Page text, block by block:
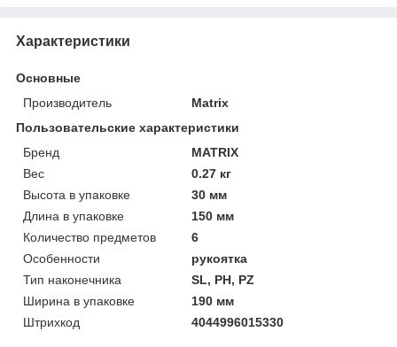
Характеристики
Основные
Производитель
Matrix
Пользовательские характеристики
Бренд
MATRIX
Вес
0.27 кг
Высота в упаковке
30 мм
Длина в упаковке
150 мм
Количество предметов
6
Особенности
рукоятка
Тип наконечника
SL, PH, PZ
Ширина в упаковке
190 мм
Штрихкод
4044996015330